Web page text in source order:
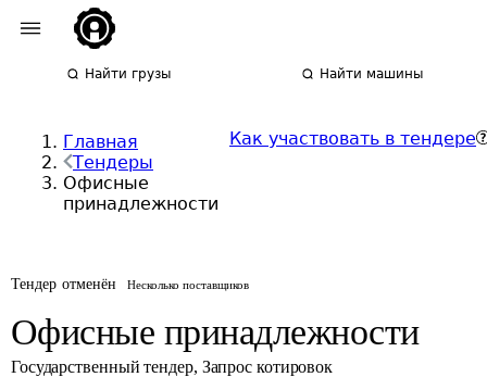
Найти грузы Найти машины
Главная
Тендеры
Офисные
принадлежности
Как участвовать в тендере
Тендер отменён Несколько поставщиков
Офисные принадлежности
Государственный тендер, Запрос котировок